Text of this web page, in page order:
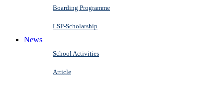
Boarding Programme
LSP-Scholarship
News
School Activities
Article